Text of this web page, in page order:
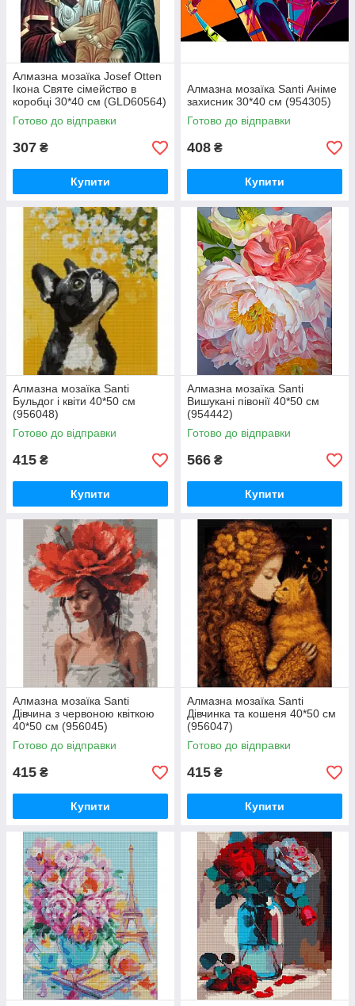
Алмазна мозаїка Josef Otten
Ікона Святе сімейство в
коробці 30*40 см (GLD60564)
Готово до відправки
307 ₴
Купити
Алмазна мозаїка Santi Аніме
захисник 30*40 см (954305)
Готово до відправки
408 ₴
Купити
Алмазна мозаїка Santi
Бульдог і квіти 40*50 см
(956048)
Готово до відправки
415 ₴
Купити
Алмазна мозаїка Santi
Вишукані півонії 40*50 см
(954442)
Готово до відправки
566 ₴
Купити
Алмазна мозаїка Santi
Дівчина з червоною квіткою
40*50 см (956045)
Готово до відправки
415 ₴
Купити
Алмазна мозаїка Santi
Дівчинка та кошеня 40*50 см
(956047)
Готово до відправки
415 ₴
Купити